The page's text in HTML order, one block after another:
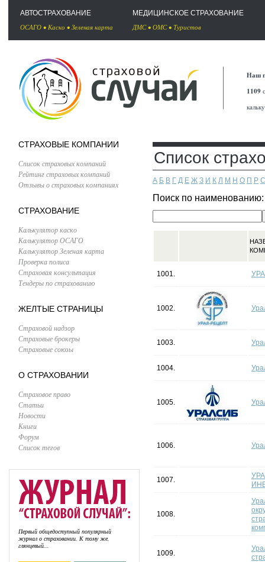
АВТОСТРАХОВАНИЕ
ОСАГО • Каско • Зеленая карта
МЕДИЦИНСКОЕ СТРАХОВАНИЕ
ДМС• ОМС• Туристов
Наш
1109
СТРАХОВЫЕ КОМПАНИИ
Список страховых компаний
Рейтинг страховых компаний
Отзывы о страховых компаниях
СТРАХОВАНИЕ
Калькулятор каско
Калькулятор ОСАГО
Калькулятор Зеленая карта
Проверка полиса
Страховая консультация
Тендеры по страхованию
ЖЕЛТЫЕ СТРАНИЦЫ
Страховой надзор
Страховые брокеры
Страховые союзы
О СТРАХОВАНИИ
Страховое право
Статьи
Новости
Книги
Форум
Список тегов
Первый общедоступный популярный
журнал о страховании. К тому же,
глянцевый...
Список
А Б В Г Д Е Ж З И К Л М Н О П Р С
Поиск по
1001.
1002.
1003.
1004.
1005.
1006.
1007.
1008.
1009.